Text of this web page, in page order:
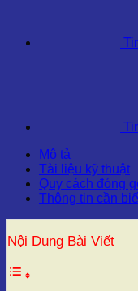
Mô tả
Tài liệu kỹ thuật
Quy cách đóng
Thông tin cần
Nội Dung Bài Viết